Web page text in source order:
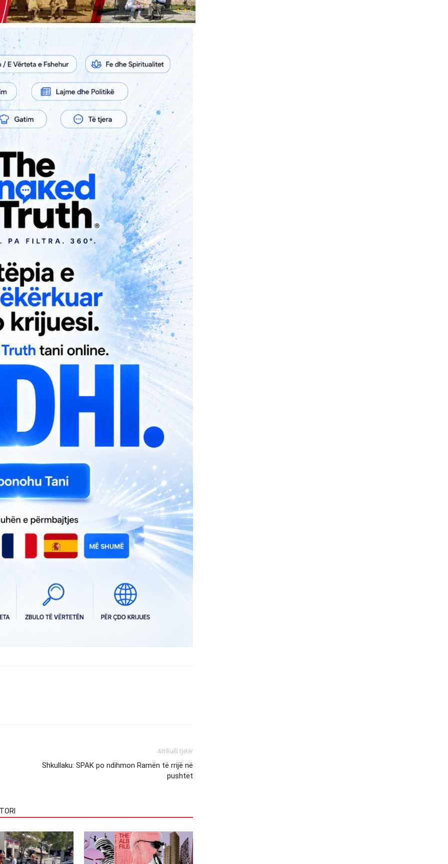
Artikulli tjetër
Shkullaku: SPAK po ndihmon Ramën të rrijë në
pushtet